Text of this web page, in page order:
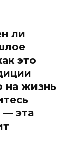
ли
это
на жизнь
— эта